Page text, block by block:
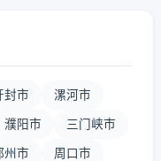
封市 漯河市
濮阳市 三门峡市
州市 周口市